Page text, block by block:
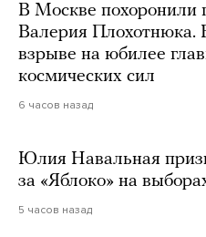
В Москве похоронили
Валерия Плохотнюка.
взрыве на юбилее
космических сил
6 часов назад
Юлия Навальная
за «Яблоко» на
5 часов назад